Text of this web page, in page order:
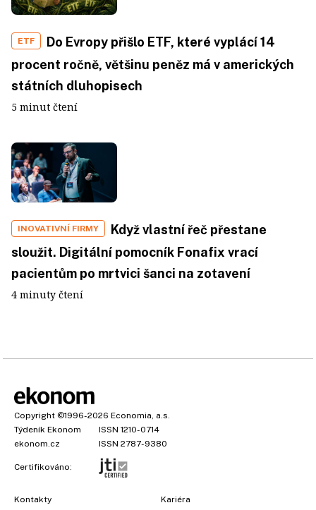
ETF
Do Evropy přišlo ETF, které vyplácí 14
procent ročně, většinu peněz má v amerických
státních dluhopisech
5 minut čtení
INOVATIVNÍ FIRMY
Když vlastní řeč přestane
sloužit. Digitální pomocník Fonafix vrací
pacientům po mrtvici šanci na zotavení
4 minuty čtení
Copyright ©1996-2026 Economia, a.s.
Týdeník Ekonom
ISSN 1210-0714
ekonom.cz
ISSN 2787-9380
Certifikováno:
Kontakty
Kariéra